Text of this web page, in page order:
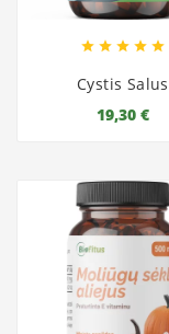
    
Cystis Salus
19,30 €